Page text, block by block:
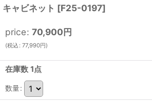
キャビネット [F25-0197]
price: 70,900円
(税込 : 77,990円)
在庫数 1点
数量: